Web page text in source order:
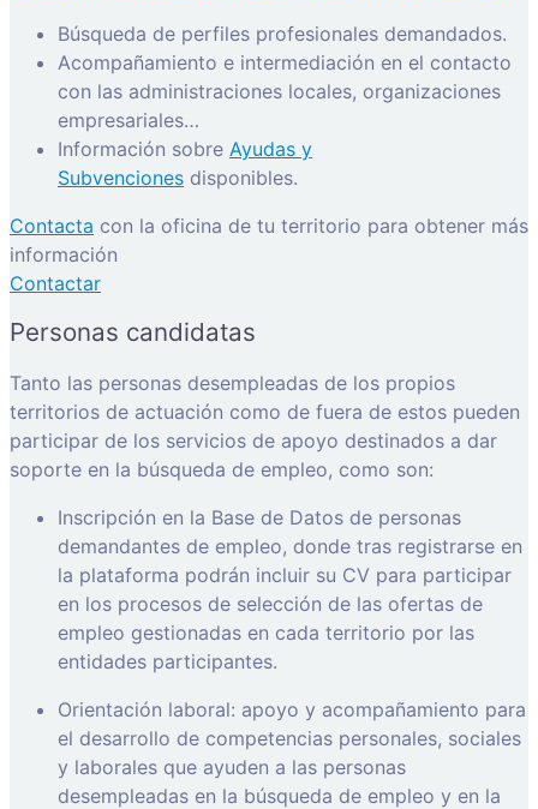
Búsqueda de perfiles profesionales demandados.
Acompañamiento e intermediación en el contacto
con las administraciones locales, organizaciones
empresariales…
Información sobre Ayudas y
Subvenciones disponibles.
Contacta con la oficina de tu territorio para obtener más
información
Contactar
Personas candidatas
Tanto las personas desempleadas de los propios
territorios de actuación como de fuera de estos pueden
participar de los servicios de apoyo destinados a dar
soporte en la búsqueda de empleo, como son:
Inscripción en la Base de Datos de personas
demandantes de empleo, donde tras registrarse en
la plataforma podrán incluir su CV para participar
en los procesos de selección de las ofertas de
empleo gestionadas en cada territorio por las
entidades participantes.
Orientación laboral: apoyo y acompañamiento para
el desarrollo de competencias personales, sociales
y laborales que ayuden a las personas
desempleadas en la búsqueda de empleo y en la